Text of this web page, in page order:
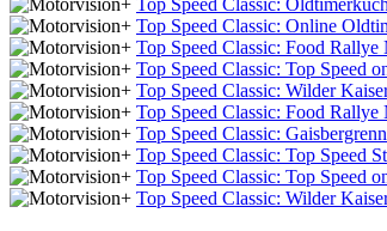
Top Speed Classic: Online
Top Speed Classic: Food Rallye
Top Speed Classic: Top Speed
Top Speed Classic: Wilder
Top Speed Classic: Food Rallye
Top Speed Classic:
Top Speed Classic: Top Speed
Top Speed Classic: Top Speed
Top Speed Classic: Wilder